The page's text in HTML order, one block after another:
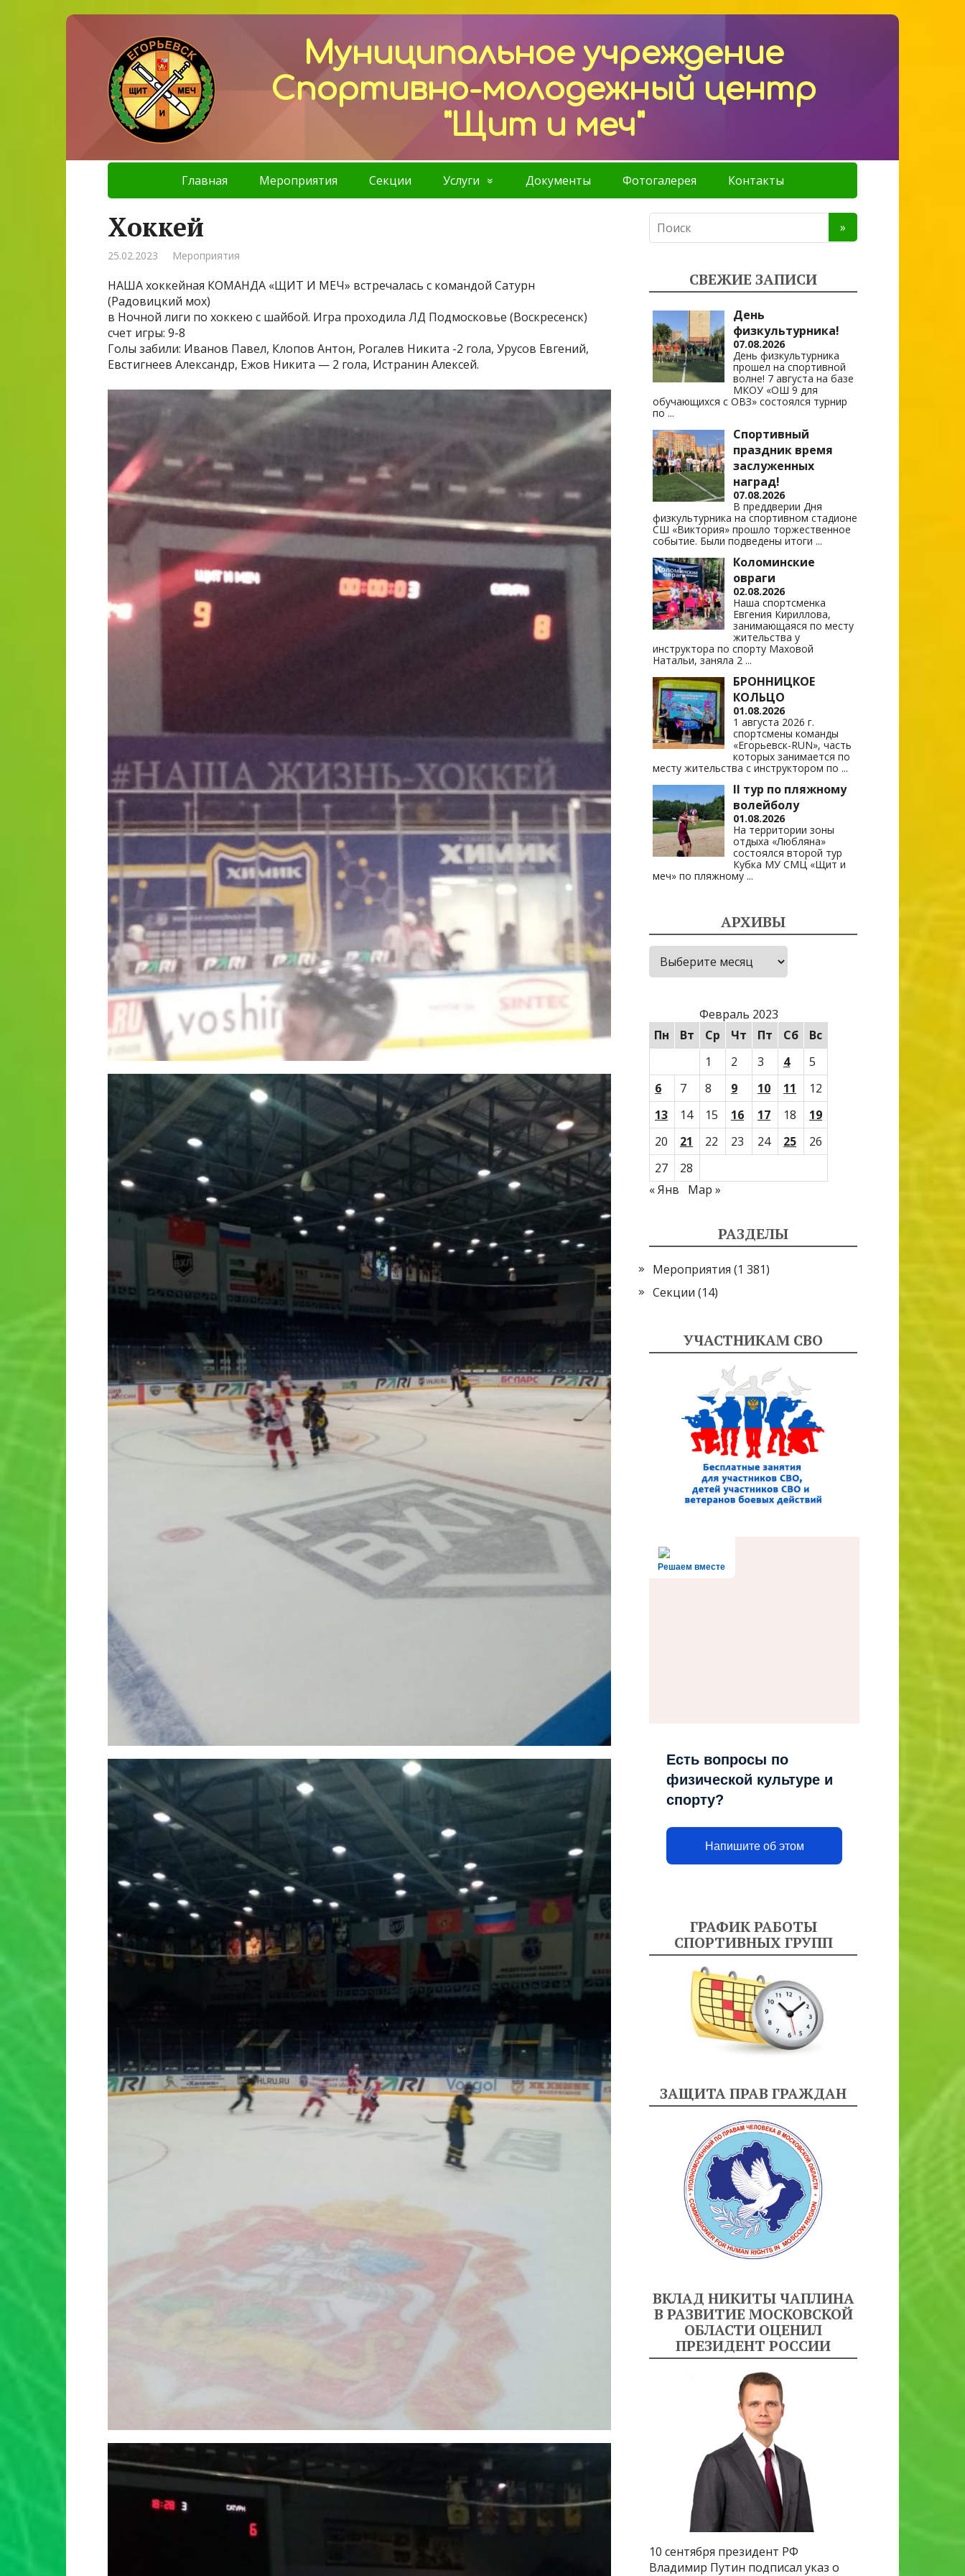
Муниципальное учреждение
Спортивно-молодежный центр
"Щит и меч"
Главная Мероприятия Секции Услуги Документы Фотогалерея Контакты
Хоккей
25.02.2023 Мероприятия
НАША хоккейная КОМАНДА «ЩИТ И МЕЧ» встречалась с командой Сатурн
(Радовицкий мох)
в Ночной лиги по хоккею с шайбой. Игра проходила ЛД Подмосковье (Воскресенск)
счет игры: 9-8
Голы забили: Иванов Павел, Клопов Антон, Рогалев Никита -2 гола, Урусов Евгений,
Евстигнеев Александр, Ежов Никита — 2 гола, Истранин Алексей.
СВЕЖИЕ ЗАПИСИ
День
физкультурника!
07.08.2026
День физкультурника
прошел на спортивной
волне! 7 августа на базе
МКОУ «ОШ 9 для
обучающихся с ОВЗ» состоялся турнир
по...
Спортивный
праздник время
заслуженных
наград!
07.08.2026
В преддверии Дня
физкультурника на спортивном стадионе
СШ «Виктория» прошло торжественное
событие. Были подведены итоги ...
Коломинские
овраги
02.08.2026
Наша спортсменка
Евгения Кириллова,
занимающаяся по месту
жительства у
инструктора по спорту Маховой
Натальи, заняла 2 ...
БРОННИЦКОЕ
КОЛЬЦО
01.08.2026
1 августа 2026 г.
спортсмены команды
«Егорьевск-RUN», часть
которых занимается по
месту жительства с инструктором по ...
II тур по пляжному
волейболу
01.08.2026
На территории зоны
отдыха «Любляна»
состоялся второй тур
Кубка МУ СМЦ «Щит и
меч» по пляжному ...
АРХИВЫ
Архивы
Февраль 2023
Пн
Вт Ср Чт Пт Сб
Вс
1
2 3 4
5
6
7 8 9 10 11
12
13
14 15 16 17 18
19
20
21 22 23 24 25
26
27
28
« Янв
Мар »
РАЗДЕЛЫ
Мероприятия (1 381)
Секции (14)
УЧАСТНИКАМ СВО
Решаем вместе
Есть вопросы по
физической культуре и
спорту?
Напишите об этом
ГРАФИК РАБОТЫ
СПОРТИВНЫХ ГРУПП
ЗАЩИТА ПРАВ ГРАЖДАН
ВКЛАД НИКИТЫ ЧАПЛИНА
В РАЗВИТИЕ МОСКОВСКОЙ
ОБЛАСТИ ОЦЕНИЛ
ПРЕЗИДЕНТ РОССИИ
10 сентября президент РФ
Владимир Путин подписал указ о